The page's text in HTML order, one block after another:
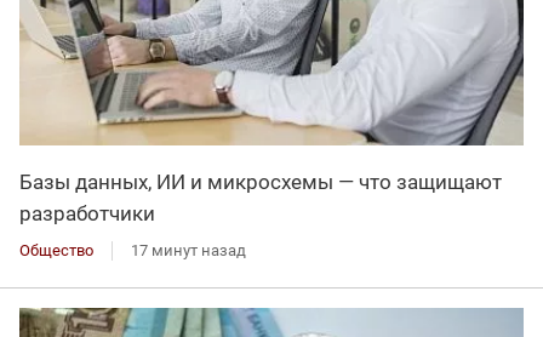
Базы данных, ИИ и микросхемы — что защищают
разработчики
Общество 17 минут назад